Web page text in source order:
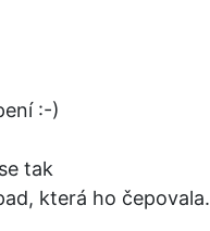
:-)
se tak
která ho čepovala.